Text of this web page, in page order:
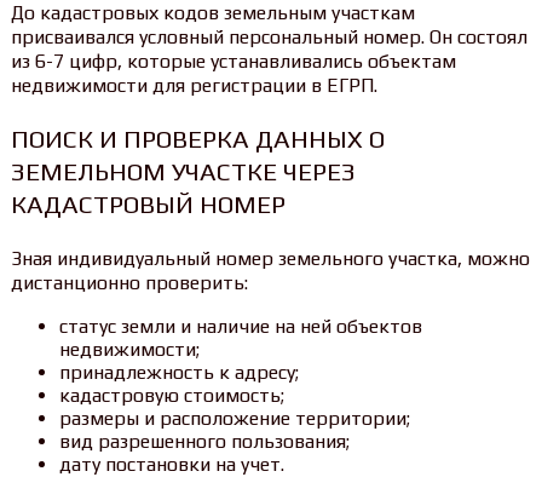
До кадастровых кодов земельным участкам
присваивался условный персональный номер. Он состоял
из 6-7 цифр, которые устанавливались объектам
недвижимости для регистрации в ЕГРП.
ПОИСК И ПРОВЕРКА ДАННЫХ О
ЗЕМЕЛЬНОМ УЧАСТКЕ ЧЕРЕЗ
КАДАСТРОВЫЙ НОМЕР
Зная индивидуальный номер земельного участка, можно
дистанционно проверить:
статус земли и наличие на ней объектов
недвижимости;
принадлежность к адресу;
кадастровую стоимость;
размеры и расположение территории;
вид разрешенного пользования;
дату постановки на учет.